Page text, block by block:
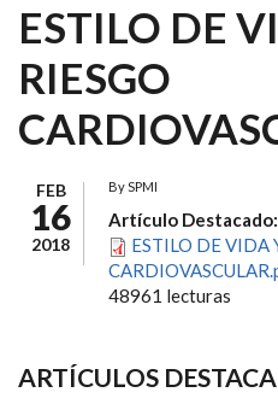
ESTILO DE
RIESGO
FEB
16
2018
BySPMI
Artículo Destacado:
ESTILO DE VIDA
48961 lecturas
ARTÍCULOS